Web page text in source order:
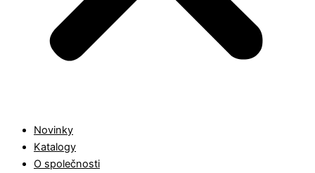
Novinky
Katalogy
O společnosti